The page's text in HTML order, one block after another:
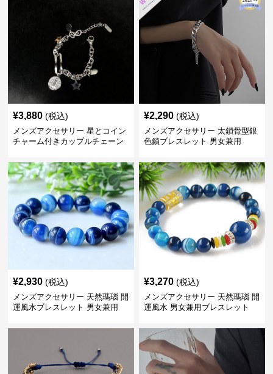
¥3,880 (税込)
メンズアクセサリー 星とコイン
チャーム付きカップルチェーン
¥2,290 (税込)
メンズアクセサリー 太鎖骨型銀
色鎖ブレスレット 男女兼用
¥2,930 (税込)
メンズアクセサリー 天然瑪瑙 開
運風水ブレスレット 男女兼用
¥3,270 (税込)
メンズアクセサリー 天然瑪瑙 開
運風水 男女兼用ブレスレット